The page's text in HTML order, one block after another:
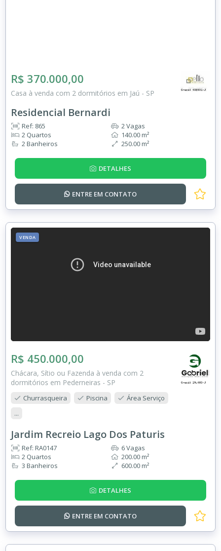
R$ 370.000,00
Casa à venda com 2 dormitórios em Jaú - SP
Residencial Bernardi
Ref: 865
2 Quartos
2 Banheiros
2 Vagas
140.00 m²
250.00 m²
DETALHES
ENTRE EM CONTATO
VENDA
R$ 450.000,00
Chácara, Sítio ou Fazenda à venda com 2
dormitórios em Pederneiras - SP
Churrasqueira Piscina
Área Serviço
...
Jardim Recreio Lago Dos Paturis
Ref: RA0147
2 Quartos
3 Banheiros
6 Vagas
200.00 m²
600.00 m²
DETALHES
ENTRE EM CONTATO